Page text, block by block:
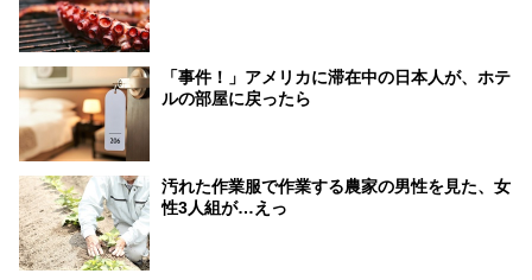
「事件！」アメリカに滞在中の日本人が、ホテ
ルの部屋に戻ったら
汚れた作業服で作業する農家の男性を見た、女
性3人組が…えっ